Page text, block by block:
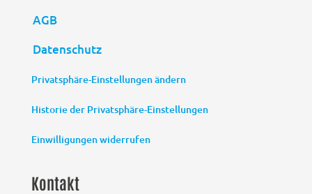
AGB
Datenschutz
Privatsphäre-Einstellungen ändern
Historie der Privatsphäre-Einstellungen
Einwilligungen widerrufen
Kontakt